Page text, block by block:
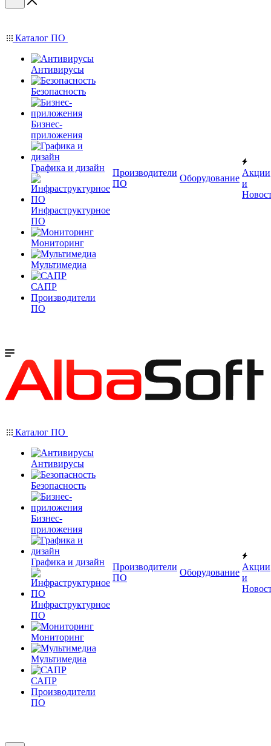
Каталог ПО
Антивирусы
Безопасность
Бизнес-
приложения
Графика и дизайн
Инфраструктурное
ПО
Мониторинг
Мультимедиа
САПР
Производители
ПО
Производители
ПО
Оборудование
Акции
и
Каталог ПО
Антивирусы
Безопасность
Бизнес-
приложения
Графика и дизайн
Инфраструктурное
ПО
Мониторинг
Мультимедиа
САПР
Производители
ПО
Производители
ПО
Оборудование
Акции
и